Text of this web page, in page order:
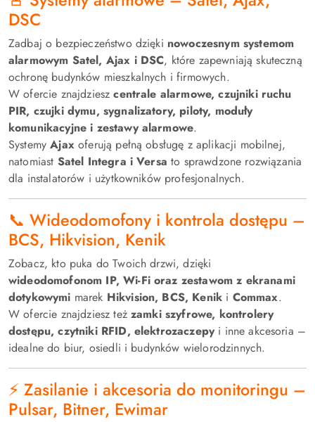
DSC
Zadbaj o bezpieczeństwo dzięki nowoczesnym systemom
alarmowym Satel, Ajax i DSC, które zapewniają skuteczną
ochronę budynków mieszkalnych i firmowych.
W ofercie znajdzieszcentrale alarmowe, czujniki ruchu
PIR, czujki dymu, sygnalizatory, piloty, moduły
komunikacyjne i zestawy alarmowe.
SystemyAjaxoferują pełną obsługę z aplikacji mobilnej,
natomiast Satel Integra i Versa to sprawdzone rozwiązania
dla instalatorów i użytkowników profesjonalnych.
📞 Wideodomofony i kontrola dostępu –
BCS, Hikvision, Kenik
Zobacz, kto puka do Twoich drzwi, dzięki
wideodomofonom IP, Wi-Fi oraz zestawom z ekranami
dotykowymi marek Hikvision, BCS, Kenik i Commax.
W ofercie znajdziesz też zamki szyfrowe, kontrolery
dostępu, czytniki RFID, elektrozaczepyi inne akcesoria –
idealne do biur, osiedli i budynków wielorodzinnych.
⚡ Zasilanie i akcesoria do monitoringu –
Pulsar, Bitner, Ewimar